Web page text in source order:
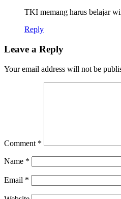
TKI memang harus belajar
Reply
Leave a Reply
Your email address will not be
Comment *
Name *
Email *